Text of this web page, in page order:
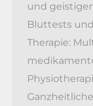
und
Bluttests
Therapie: